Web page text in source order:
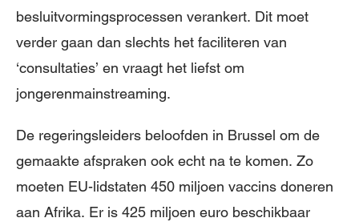
besluitvormingsprocessen verankert. Dit moet
verder gaan dan slechts het faciliteren van
‘consultaties’ en vraagt het liefst om
jongerenmainstreaming.
De regeringsleiders beloofden in Brussel om de
gemaakte afspraken ook echt na te komen. Zo
moeten EU-lidstaten 450 miljoen vaccins doneren
aan Afrika. Er is 425 miljoen euro beschikbaar